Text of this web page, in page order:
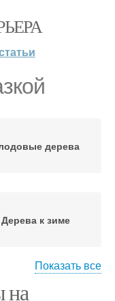
дерева
Дерева к зиме
для замазки
Показать все
на